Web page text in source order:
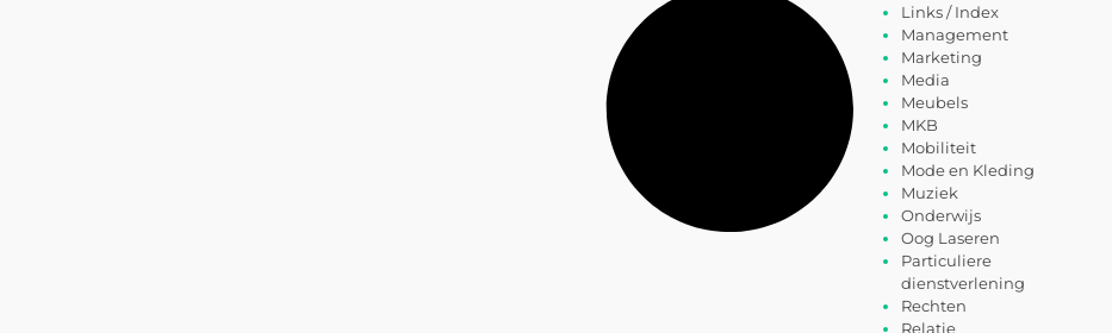
Links / Index
Management
Marketing
Media
Meubels
MKB
Mobiliteit
Mode en Kleding
Muziek
Onderwijs
Oog Laseren
Particuliere
dienstverlening
Rechten
Relatie